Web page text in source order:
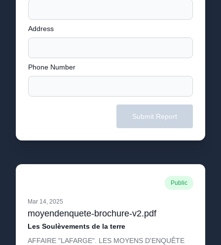
Address
Phone Number
Submit Report
Public
Mar 14, 2025
moyendenquete-brochure-v2.pdf
Les Soulèvements de la terre
AFFAIRE "LAFARGE". LES MOYENS D'ENQUÊTE